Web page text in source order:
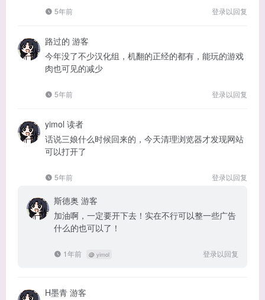
5年前 登录以回复
路过的 游客
今年没了不少汉化组，机翻的正经的都有，能玩的游戏
肉也可见的减少
5年前 登录以回复
yimol 读者
话说三娘什么时候回来的，今天清理浏览器才发现网站
可以打开了
5年前 登录以回复
斯德奥 游客
加油啊，一定要开下去！实在不行可以整一些广告
什么的也可以了！
1年前 @ yimol 登录以回复
H墨青 游客